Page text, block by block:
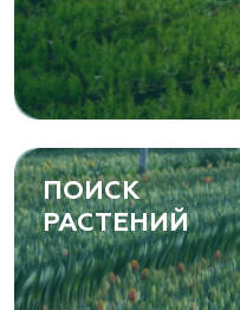
ПОИСК
РАСТЕНИЙ